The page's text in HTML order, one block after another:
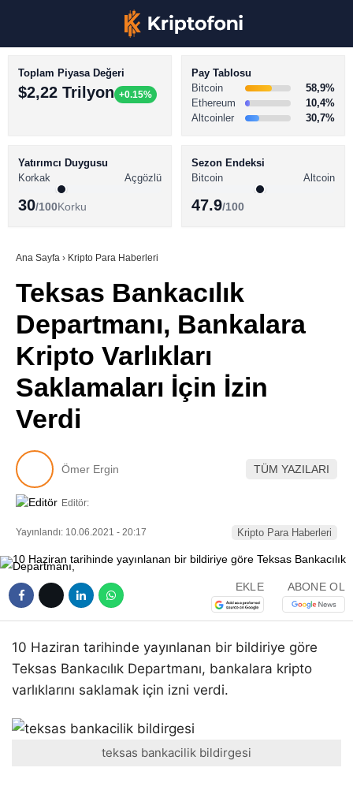
Youtube
TikTok
Telegram
BİTCOİN HABERLERİ
ALTCOİN HABERLERİ
SÖZLÜK
Toplam Piyasa Değeri
$2,22 Trilyon +0.15%
Pay Tablosu
Bitcoin
58,9%
Ethereum
10,4%
Altcoinler
30,7%
Yatırımcı Duygusu
Korkak
Açgözlü
30/100Korku
Sezon Endeksi
Bitcoin
Altcoin
47.9/100
Ana Sayfa › Kripto Para Haberleri
Teksas Bankacılık
Departmanı, Bankalara
Kripto Varlıkları
Saklamaları İçin İzin
Verdi
Ömer Ergin TÜM YAZILARI
Editör:
Yayınlandı: 10.06.2021 - 20:17 Kripto Para Haberleri
EKLE ABONE OL
10 Haziran tarihinde yayınlanan bir bildiriye göre
Teksas Bankacılık Departmanı, bankalara kripto
varlıklarını saklamak için izni verdi.
teksas bankacilik bildirgesi